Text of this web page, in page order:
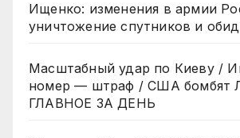
Ищенко: изменения в армии
уничтожение спутников и
Масштабный удар по Киеву /
номер — штраф / США бомбят
ГЛАВНОЕ ЗА ДЕНЬ